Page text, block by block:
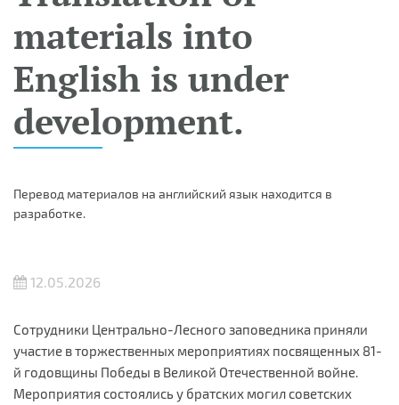
materials into
English is under
development.
Перевод материалов на английский язык находится в
разработке.
12.05.2026
Сотрудники Центрально-Лесного заповедника приняли
участие в торжественных мероприятиях посвященных 81-
й годовщины Победы в Великой Отечественной войне.
Мероприятия состоялись у братских могил советских